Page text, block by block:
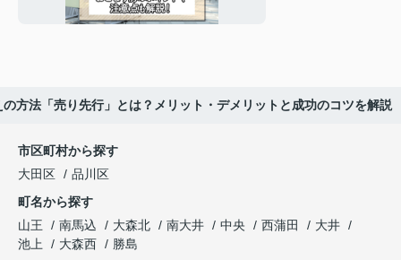
の方法「売り先行」とは？メリット・デメリットと成功のコツを解説
市区町村から探す
大田区
品川区
町名から探す
山王
南馬込 大森北 南大井 中央 西蒲田
大井
池上
大森西
勝島